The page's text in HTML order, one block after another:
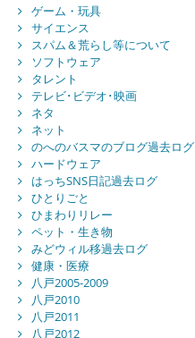
ゲーム・玩具
サイエンス
スパム＆荒らし等について
ソフトウェア
タレント
テレビ･ビデオ･映画
ネタ
ネット
のへのバスマのブログ過去ログ
ハードウェア
はっちSNS日記過去ログ
ひとりごと
ひまわりリレー
ペット・生き物
みどウィル移過去ログ
健康・医療
八戸2005-2009
八戸2010
八戸2011
八戸2012